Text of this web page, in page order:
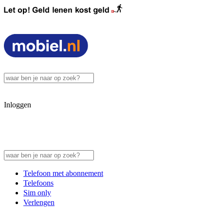
Inloggen
Telefoon met abonnement
Telefoons
Sim only
Verlengen